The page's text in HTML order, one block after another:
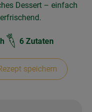
Dessert – einfach
6 Zutaten
speichern